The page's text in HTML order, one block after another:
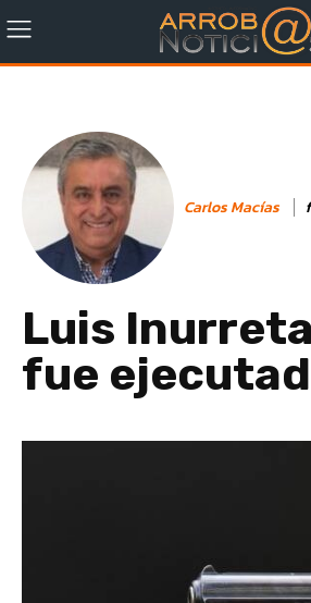
Carlos Macías
Luis
fue